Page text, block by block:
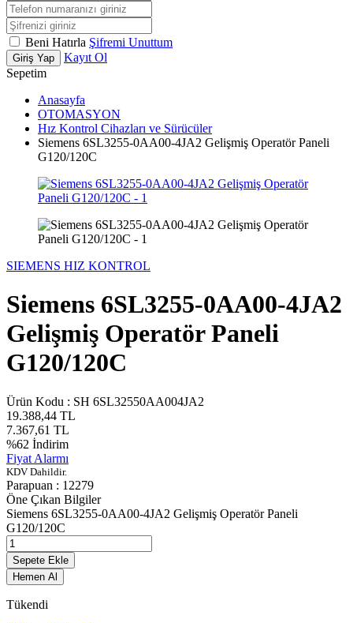
Beni Hatırla Şifremi Unuttum
Giriş Yap
Kayıt Ol
Sepetim
Anasayfa
OTOMASYON
Hız Kontrol Cihazları ve Sürücüler
Siemens 6SL3255-0AA00-4JA2 Gelişmiş Operatör Paneli
G120/120C
SIEMENS HIZ KONTROL
Siemens 6SL3255-0AA00-4JA2
Gelişmiş Operatör Paneli
G120/120C
Ürün Kodu : SH 6SL32550AA004JA2
19.388,44 TL
7.367,61 TL
%62 İndirim
Fiyat Alarmı
KDV Dahildir.
Parapuan : 12279
Öne Çıkan Bilgiler
Siemens 6SL3255-0AA00-4JA2 Gelişmiş Operatör Paneli
G120/120C
Sepete Ekle
Hemen Al
Tükendi